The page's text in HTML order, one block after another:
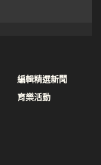
編輯精選新聞
育樂活動